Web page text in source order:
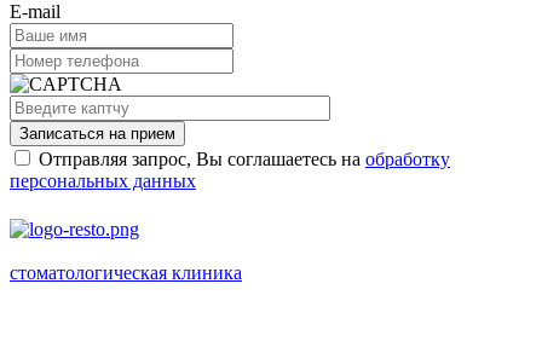
E-mail
Записаться на прием
Отправляя запрос, Вы соглашаетесь на обработку
персональных данных
стоматологическая клиника